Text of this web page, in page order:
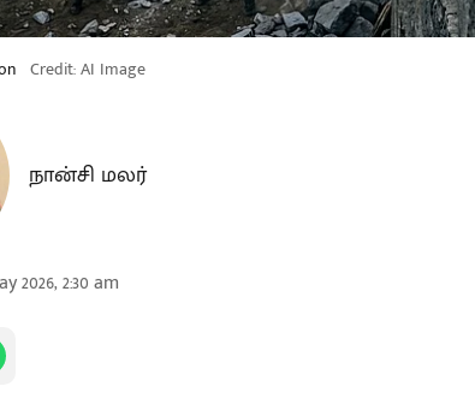
Credit: AI Image
நான்சி மலர்
2026, 2:30 am